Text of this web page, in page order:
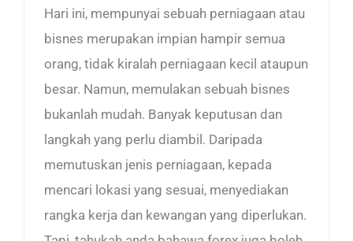
Hari ini, mempunyai sebuah perniagaan atau
bisnes merupakan impian hampir semua
orang, tidak kiralah perniagaan kecil ataupun
besar. Namun, memulakan sebuah bisnes
bukanlah mudah. Banyak keputusan dan
langkah yang perlu diambil. Daripada
memutuskan jenis perniagaan, kepada
mencari lokasi yang sesuai, menyediakan
rangka kerja dan kewangan yang diperlukan.